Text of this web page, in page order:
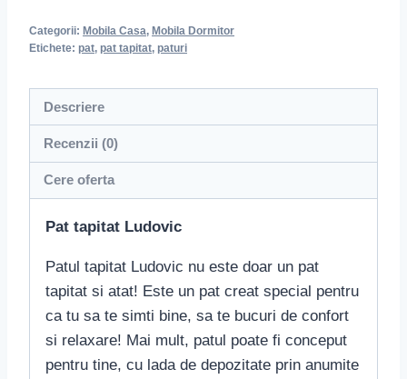
Categorii: Mobila Casa, Mobila Dormitor
Etichete: pat, pat tapitat, paturi
Descriere
Recenzii (0)
Cere oferta
Pat tapitat Ludovic
Patul tapitat Ludovic nu este doar un pat
tapitat si atat! Este un pat creat special pentru
ca tu sa te simti bine, sa te bucuri de confort
si relaxare! Mai mult, patul poate fi conceput
pentru tine, cu lada de depozitate prin anumite